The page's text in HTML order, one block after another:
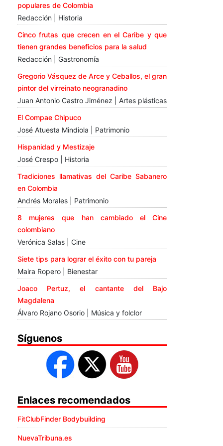
populares de Colombia
Redacción | Historia
Cinco frutas que crecen en el Caribe y que
tienen grandes beneficios para la salud
Redacción | Gastronomía
Gregorio Vásquez de Arce y Ceballos, el gran
pintor del virreinato neogranadino
Juan Antonio Castro Jiménez | Artes plásticas
El Compae Chipuco
José Atuesta Mindiola | Patrimonio
Hispanidad y Mestizaje
José Crespo | Historia
Tradiciones llamativas del Caribe Sabanero
en Colombia
Andrés Morales | Patrimonio
8 mujeres que han cambiado el Cine
colombiano
Verónica Salas | Cine
Siete tips para lograr el éxito con tu pareja
Maira Ropero | Bienestar
Joaco Pertuz, el cantante del Bajo
Magdalena
Álvaro Rojano Osorio | Música y folclor
Síguenos
Enlaces recomendados
FitClubFinder Bodybuilding
NuevaTribuna.es